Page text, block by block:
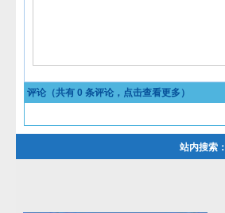
评论（共有 0 条评论，点击查看更多）
站内搜索：